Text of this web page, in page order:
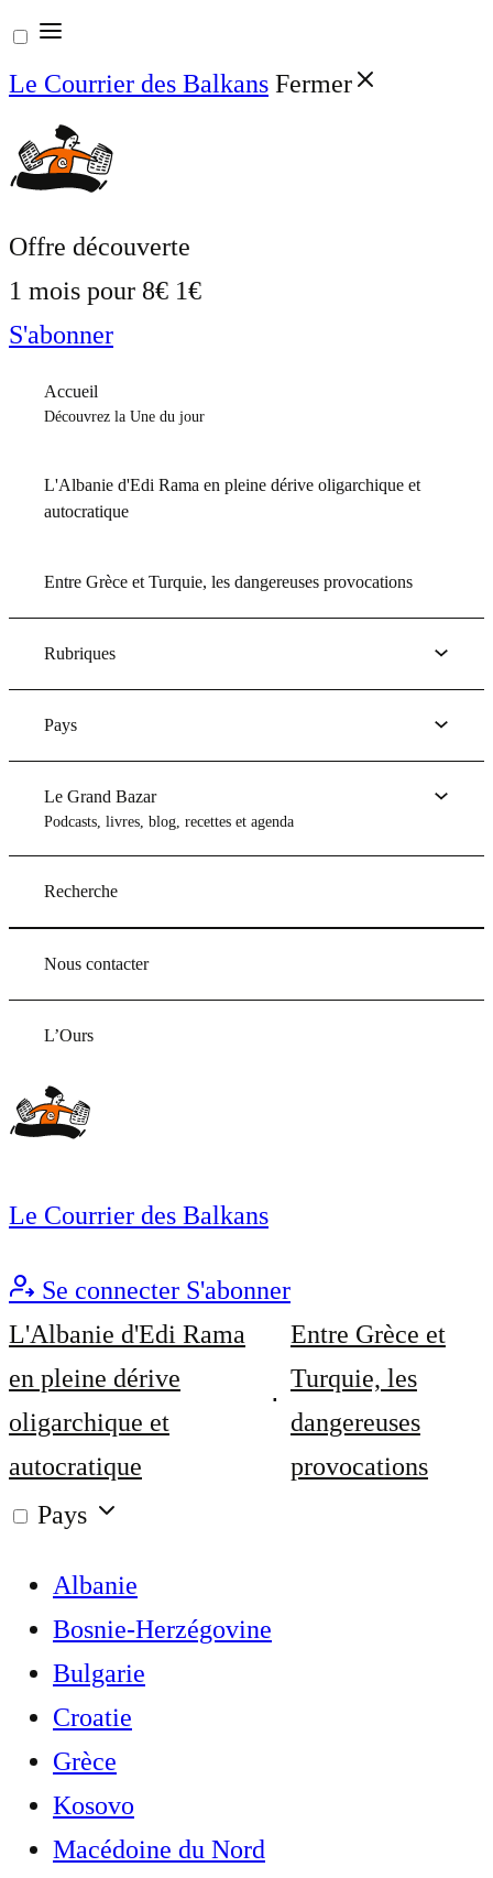
Aller
au
contenu
Le Courrier des Balkans Fermer
Offre découverte
1 mois pour 8€ 1€
S'abonner
Accueil
Découvrez la Une du jour
L'Albanie d'Edi Rama en pleine dérive oligarchique et
autocratique
Entre Grèce et Turquie, les dangereuses provocations
Rubriques
Pays
Le Grand Bazar
Podcasts, livres, blog, recettes et agenda
Recherche
Nous contacter
L’Ours
Le Courrier des Balkans
Se connecter S'abonner
L'Albanie d'Edi Rama
en pleine dérive
oligarchique et
autocratique
Entre Grèce et
Turquie, les
dangereuses
provocations
Pays
Albanie
Bosnie-Herzégovine
Bulgarie
Croatie
Grèce
Kosovo
Macédoine du Nord